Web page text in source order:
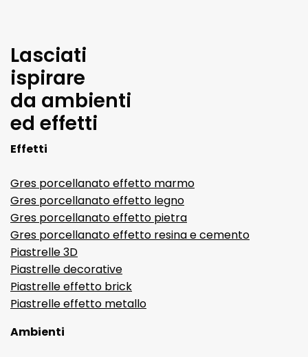
Lasciati
ispirare
da ambienti
ed effetti
Effetti
Gres porcellanato effetto marmo
Gres porcellanato effetto legno
Gres porcellanato effetto pietra
Gres porcellanato effetto resina e cemento
Piastrelle 3D
Piastrelle decorative
Piastrelle effetto brick
Piastrelle effetto metallo
Ambienti